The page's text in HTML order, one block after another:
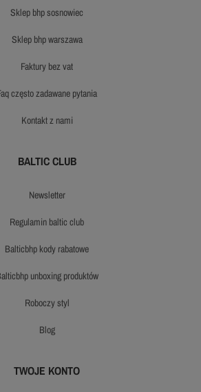
sklep bhp sosnowiec
sklep bhp warszawa
faktury bez vat
faq często zadawane pytania
kontakt z nami
BALTIC CLUB
newsletter
regulamin baltic club
balticbhp kody rabatowe
balticbhp unboxing produktów
roboczy styl
blog
TWOJE KONTO